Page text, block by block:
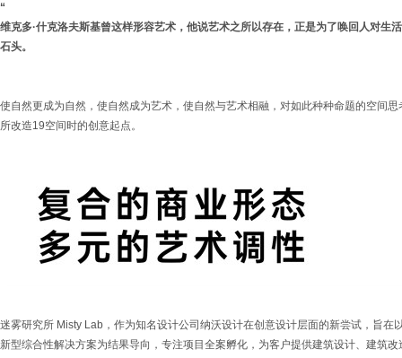
“
维克多·什克洛夫斯基曾这样形容艺术，他说艺术之所以存在，正是为了唤回人对生
石头。
使自然更成为自然，使自然成为艺术，使自然与艺术相融，对如此种种命题的空间
所改造19空间时的创意起点。
迷雾研究所 Misty Lab，作为知名设计公司纳沃设计在创意设计层面的新尝试，旨在
新型综合性解决方案为结果导向，专注项目全案孵化，为客户提供建筑设计、建筑